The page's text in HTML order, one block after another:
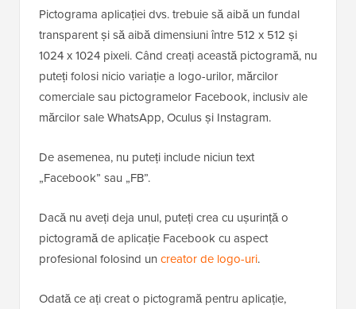
Pictograma aplicației dvs. trebuie să aibă un fundal
transparent și să aibă dimensiuni între 512 x 512 și
1024 x 1024 pixeli. Când creați această pictogramă, nu
puteți folosi nicio variație a logo-urilor, mărcilor
comerciale sau pictogramelor Facebook, inclusiv ale
mărcilor sale WhatsApp, Oculus și Instagram.
De asemenea, nu puteți include niciun text
„Facebook” sau „FB”.
Dacă nu aveți deja unul, puteți crea cu ușurință o
pictogramă de aplicație Facebook cu aspect
profesional folosind un creator de logo-uri.
Odată ce ați creat o pictogramă pentru aplicație,